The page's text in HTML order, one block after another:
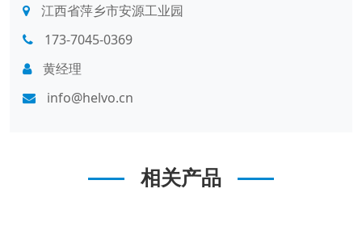
江西省萍乡市安源工业园
173-7045-0369
黄经理
info@helvo.cn
相关产品